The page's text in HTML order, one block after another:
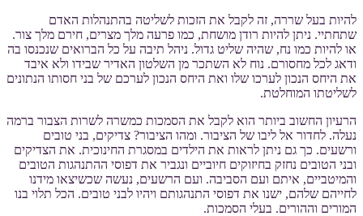
להיות בעל שררה, זה לקבל את הזכות לשליטה בהתנהלות האדם
שתחתיי. ניתן להיות רודן מושחת, כמו פרעה מלך מצרים, חירם מלך צור.
או להיות כמו נח, שהיה שליט גדול. ניהל תיבה על כל הברואים שנכנסו בה
ודאג לכל מחסורם. נוח לא השתכר מן השלטון האדיר שבידו ולא איבד
את היחס הנכון לערכו שלו ואת היחס הנכון לערכם של בני חסותו הנתונים
לשליטתו המוחלטת.
הרעיון החשוב ביותר הוא לקבל את הסמכות כמשרה לשרות הצבור ברמה
נעלה. לחדור אל ליבו של הציבור. ומהו הציבור? צדיקים, בני טובים
ורשעים. כך גם ניתן לראות את הילדים במסגרת החינוכית. את הצדיקים
ובני הטובים נחזק בחיזוקים חיוביים ונגביר את דפוסי ההתנהגות הטובים
והמיטביים, איתם ועם הסביבה. ועם הרשעים, נעשה שכשיצאו מידנו
לחייהם שלהם, ישנו את דפוסי התנהגותם ויהיו לבני טובים. הכל תלוי בנו
המורים וההורים. בעלי הסמכות.